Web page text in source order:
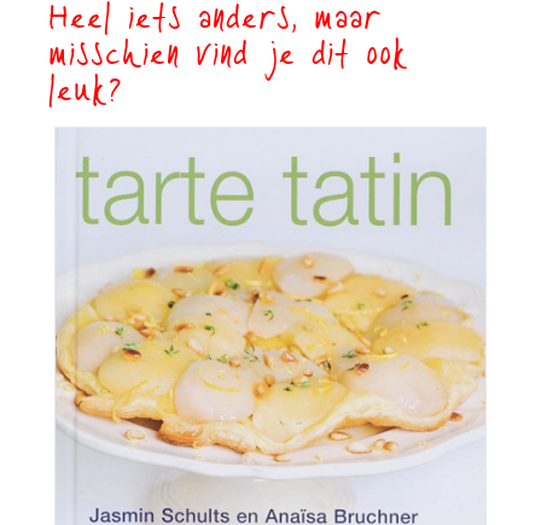
Heel iets anders, maar
misschien vind je dit ook
leuk?